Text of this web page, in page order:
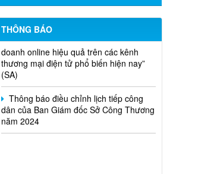
THÔNG BÁO
hiện gói thầu: “tổ chức tập huấn kinh
doanh online hiệu quả trên các kênh
thương mại điện tử phổ biến hiện nay”
(SA)
Thông báo điều chỉnh lịch tiếp công
dân của Ban Giám đốc Sở Công Thương
năm 2024